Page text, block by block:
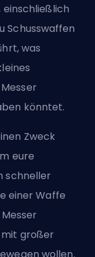
einschließlich
Schusswaffen
was
könntet.
Zweck
eure
schneller
einer Waffe
mit großer